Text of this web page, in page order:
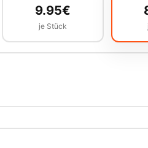
9.95€
je Stück